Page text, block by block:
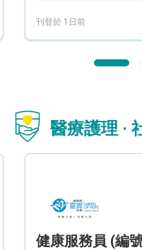
刊登於 1日前
醫療護理 ·
健康服務員 (編